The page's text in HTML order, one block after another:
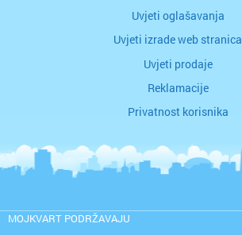
Uvjeti oglašavanja
Uvjeti izrade web stranica
Uvjeti prodaje
Reklamacije
Privatnost korisnika
MOJKVART PODRŽAVAJU